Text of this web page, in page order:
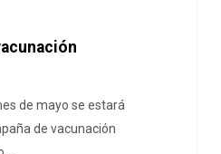
de mayo se estará
de vacunación